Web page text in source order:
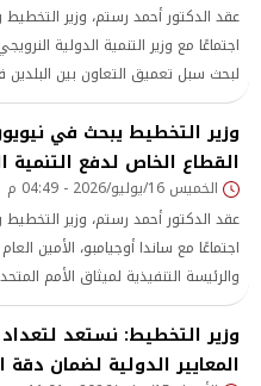
عقد الدكتور أحمد رستم، وزير التخطيط
اجتماعًا مع وزير التنمية الدولية
لبحث سبل تعميق التعاون بين البلدين
وزير التخطيط يبحث في
القطاع الخاص لدفع التنمية
الخميس 16/يوليو/2026 - 04:49 م
عقد الدكتور أحمد رستم، وزير التخطيط
اجتماعًا مع ساندا أوجيامبو، الأمين
والرئيسة التنفيذية لميثاق الأمم
المعايير الدولية لضمان دقة